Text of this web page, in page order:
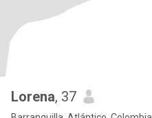
Lorena, 37